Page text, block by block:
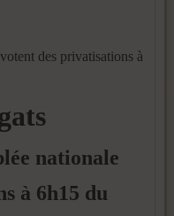
des privatisations à
nationale
à 6h15 du